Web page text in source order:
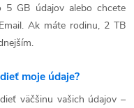
5 GB údajov alebo chcete
Ak máte rodinu, 2 TB
moje údaje?
väčšinu vašich údajov –